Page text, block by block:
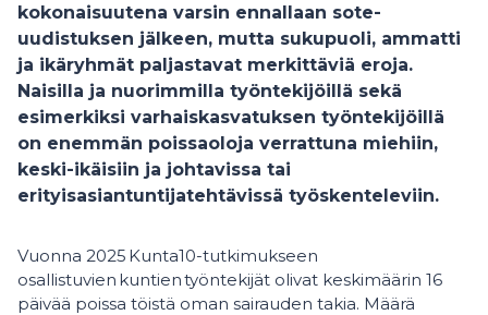
kokonaisuutena varsin ennallaan sote-
uudistuksen jälkeen, mutta sukupuoli, ammatti
ja ikäryhmät paljastavat merkittäviä eroja.
Naisilla ja nuorimmilla työntekijöillä sekä
esimerkiksi varhaiskasvatuksen työntekijöillä
on enemmän poissaoloja verrattuna miehiin,
keski-ikäisiin ja johtavissa tai
erityisasiantuntijatehtävissä työskenteleviin.
Vuonna 2025 Kunta10-tutkimukseen
osallistuvien kuntien työntekijät olivat keskimäärin 16
päivää poissa töistä oman sairauden takia. Määrä